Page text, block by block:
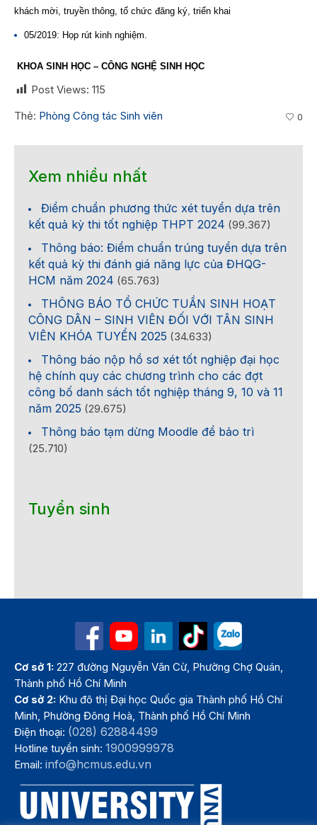
khách mời, truyền thông, tổ chức đăng ký, triển khai
05/2019: Họp rút kinh nghiệm.
KHOA SINH HỌC – CÔNG NGHỆ SINH HỌC
Post Views: 115
Thẻ: Phòng Công tác Sinh viên 0
Xem nhiều nhất
Điểm chuẩn phương thức xét tuyển dựa trên
kết quả kỳ thi tốt nghiệp THPT 2024 (99.367)
Thông báo: Điểm chuẩn trúng tuyển dựa trên
kết quả kỳ thi đánh giá năng lực của ĐHQG-
HCM năm 2024 (65.763)
THÔNG BÁO TỔ CHỨC TUẦN SINH HOẠT
CÔNG DÂN – SINH VIÊN ĐỐI VỚI TÂN SINH
VIÊN KHÓA TUYỂN 2025 (34.633)
Thông báo nộp hồ sơ xét tốt nghiệp đại học
hệ chính quy các chương trình cho các đợt
công bố danh sách tốt nghiệp tháng 9, 10 và 11
năm 2025 (29.675)
Thông báo tạm dừng Moodle để bảo trì
(25.710)
Tuyển sinh
Cơ sở 1: 227 đường Nguyễn Văn Cừ, Phường Chợ Quán,
Thành phố Hồ Chí Minh
Cơ sở 2: Khu đô thị Đại học Quốc gia Thành phố Hồ Chí
Minh, Phường Đông Hoà, Thành phố Hồ Chí Minh
Điện thoại: (028) 62884499
Hotline tuyển sinh:1900999978
Email:info@hcmus.edu.vn